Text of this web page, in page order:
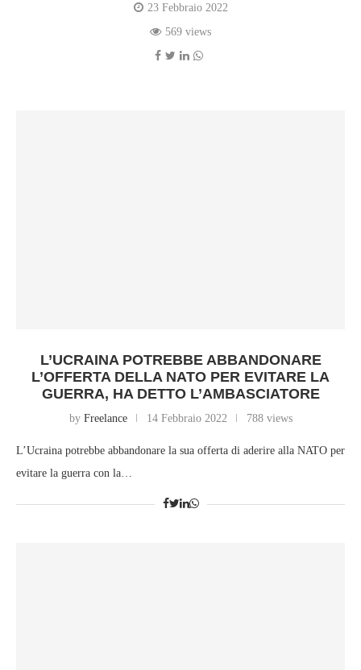
23 Febbraio 2022
569 views
L’UCRAINA POTREBBE ABBANDONARE
L’OFFERTA DELLA NATO PER EVITARE LA
GUERRA, HA DETTO L’AMBASCIATORE
by Freelance 14 Febbraio 2022 788 views
L’Ucraina potrebbe abbandonare la sua offerta di aderire alla NATO per
evitare la guerra con la…